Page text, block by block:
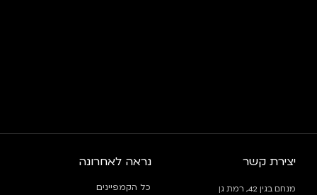
יצירת קשר
מנחם בגין 42, רמת גן
נראה לאחרונה
כל הקמפיינים